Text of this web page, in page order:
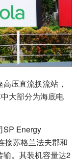
压直流换流站，
大部分为海底电
SP Energy
接苏格兰法夫郡和
输。其装机容量达2